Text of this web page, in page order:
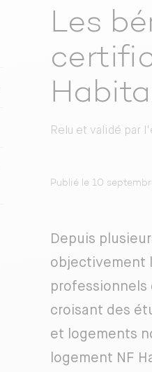
Les
Relu et validé par
Publié le 10
Depuis
objectivement
professionnels
croisant des
et logements
logement NF